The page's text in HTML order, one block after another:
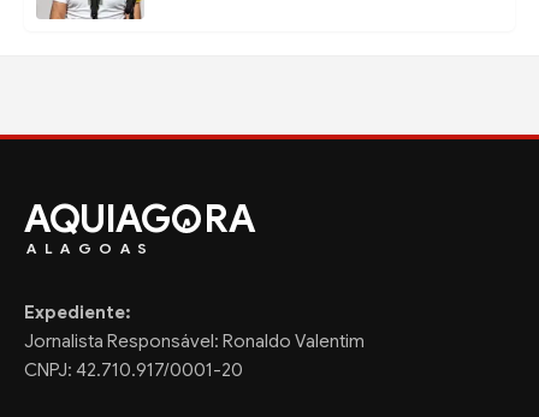
AQUIAG RA
ALAGOAS
Expediente:
Jornalista Responsável: Ronaldo Valentim
CNPJ: 42.710.917/0001-20